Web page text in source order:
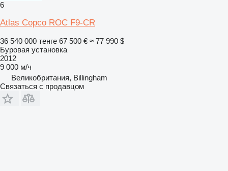
6
Atlas Copco ROC F9-CR
36 540 000 тенге 67 500 € ≈ 77 990 $
Буровая установка
2012
9 000 м/ч
Великобритания, Billingham
Связаться с продавцом